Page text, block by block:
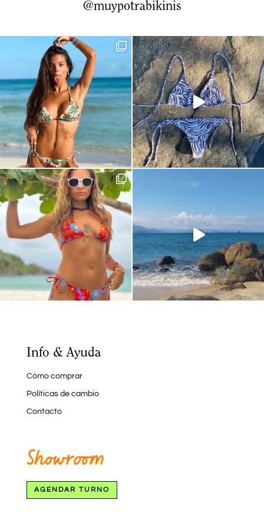
@muypotrabikinis
Info & Ayuda
Cómo comprar
Políticas de cambio
Contacto
Showroom
AGENDAR TURNO